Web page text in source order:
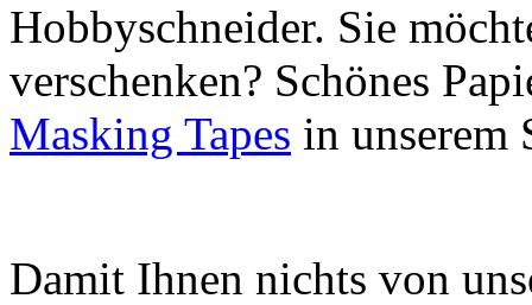
Hobbyschneider. Sie
verschenken? Schönes
Masking Tapes in unserem
Damit Ihnen nichts von